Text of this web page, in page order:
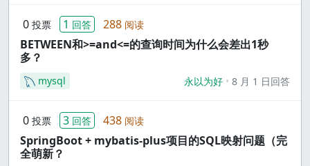
0 投票 1 回答 288 阅读
BETWEEN和>=and<=的查询时间为什么会差出1秒
多？
mysql 永以为好 8 月 1 日回答
0 投票 3 回答 438 阅读
SpringBoot + mybatis-plus项目的SQL映射问题（完
全萌新？